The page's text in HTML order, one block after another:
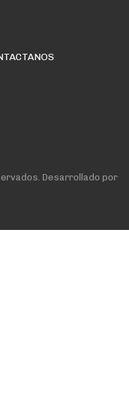
Desarrollado por